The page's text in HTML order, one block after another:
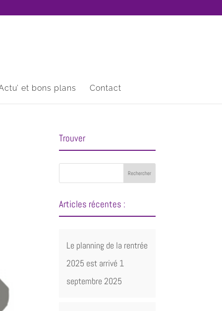
et bons plans Contact
Trouver
Articles récentes :
Le planning de la rentrée
2025 est arrivé 1
septembre 2025